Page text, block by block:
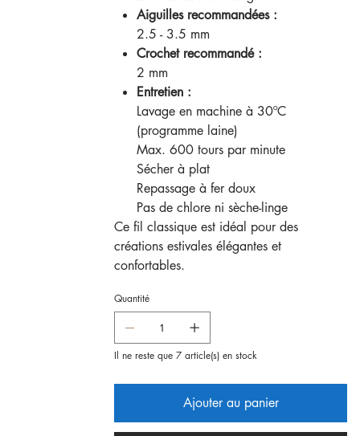
Aiguilles recommandées :
2.5 - 3.5 mm
Crochet recommandé :
2 mm
Entretien :
Lavage en machine à 30ºC
(programme laine)
Max. 600 tours par minute
Sécher à plat
Repassage à fer doux
Pas de chlore ni sèche-linge
Ce fil classique est idéal pour des
créations estivales élégantes et
confortables.
Quantité
Il ne reste que 7 article(s) en stock
Ajouter au panier